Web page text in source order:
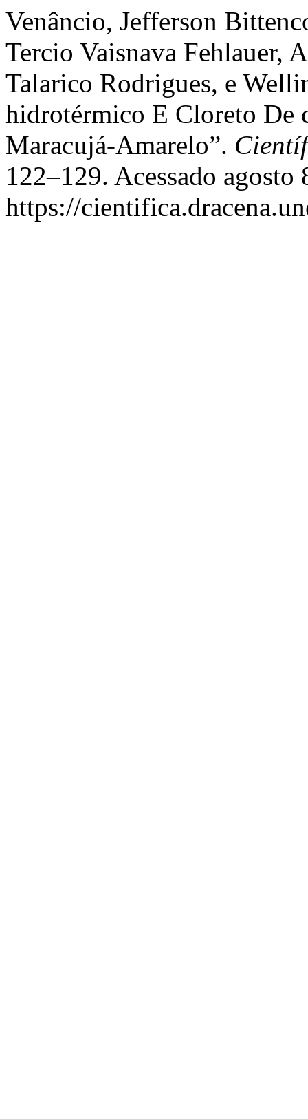
Venâncio, Jefferson
Tercio Vaisnava Fehlauer,
Talarico Rodrigues, e
hidrotérmico E Cloreto De
Maracujá-Amarelo”.
122–129. Acessado agosto
https://